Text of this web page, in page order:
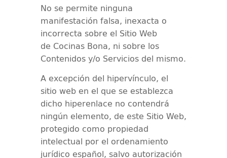
No se permite ninguna
manifestación falsa, inexacta o
incorrecta sobre el Sitio Web
de Cocinas Bona, ni sobre los
Contenidos y/o Servicios del mismo.
A excepción del hipervínculo, el
sitio web en el que se establezca
dicho hiperenlace no contendrá
ningún elemento, de este Sitio Web,
protegido como propiedad
intelectual por el ordenamiento
jurídico español, salvo autorización